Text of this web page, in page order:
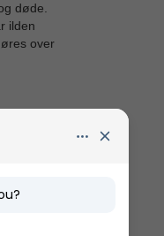
døde.
ilden
over
i land